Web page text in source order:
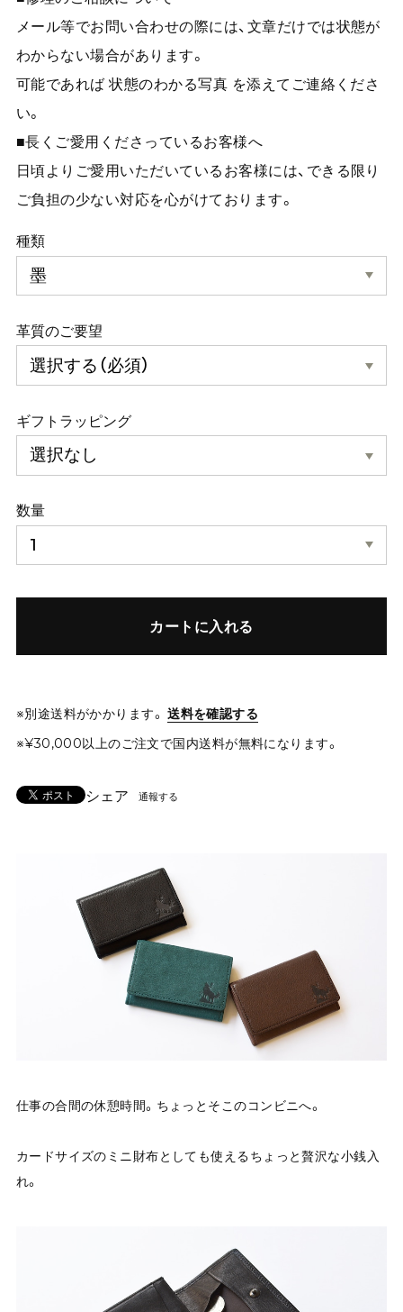
メール等でお問い合わせの際には、文章だけでは状態が
わからない場合があります。
可能であれば 状態のわかる写真 を添えてご連絡くださ
い。
■長くご愛用くださっているお客様へ
日頃よりご愛用いただいているお客様には、できる限り
ご負担の少ない対応を心がけております。
種類
革質のご要望
ギフトラッピング
数量
カートに入れる
※別途送料がかかります。 送料を確認する
※¥30,000以上のご注文で国内送料が無料になります。
シェア 通報する
仕事の合間の休憩時間。ちょっとそこのコンビニへ。
カードサイズのミニ財布としても使えるちょっと贅沢な小銭入
れ。